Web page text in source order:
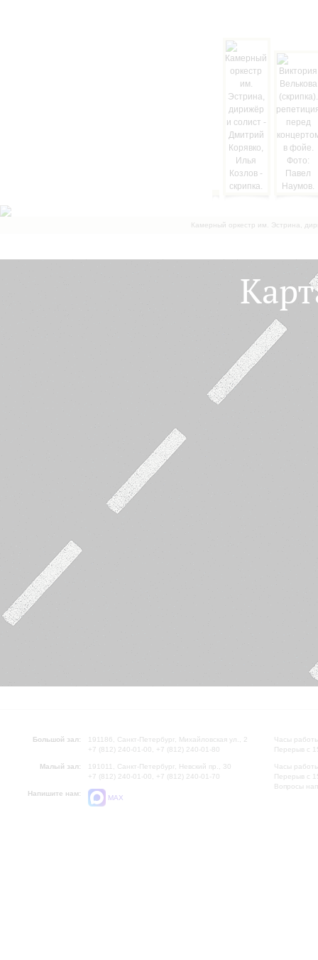
Камерный оркестр им. Эстрина,
Большой зал:
191186, Санкт-Петербург, Михайловская ул., 2
+7 (812) 240-01-00, +7 (812) 240-01-80
Малый зал:
191011, Санкт-Петербург, Невский пр., 30
+7 (812) 240-01-00, +7 (812) 240-01-70
Напишите нам:
MAX
Часы
Перерыв с
Часы
Перерыв с
Вопросы